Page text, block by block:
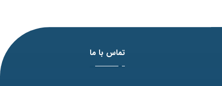
تماس با ما